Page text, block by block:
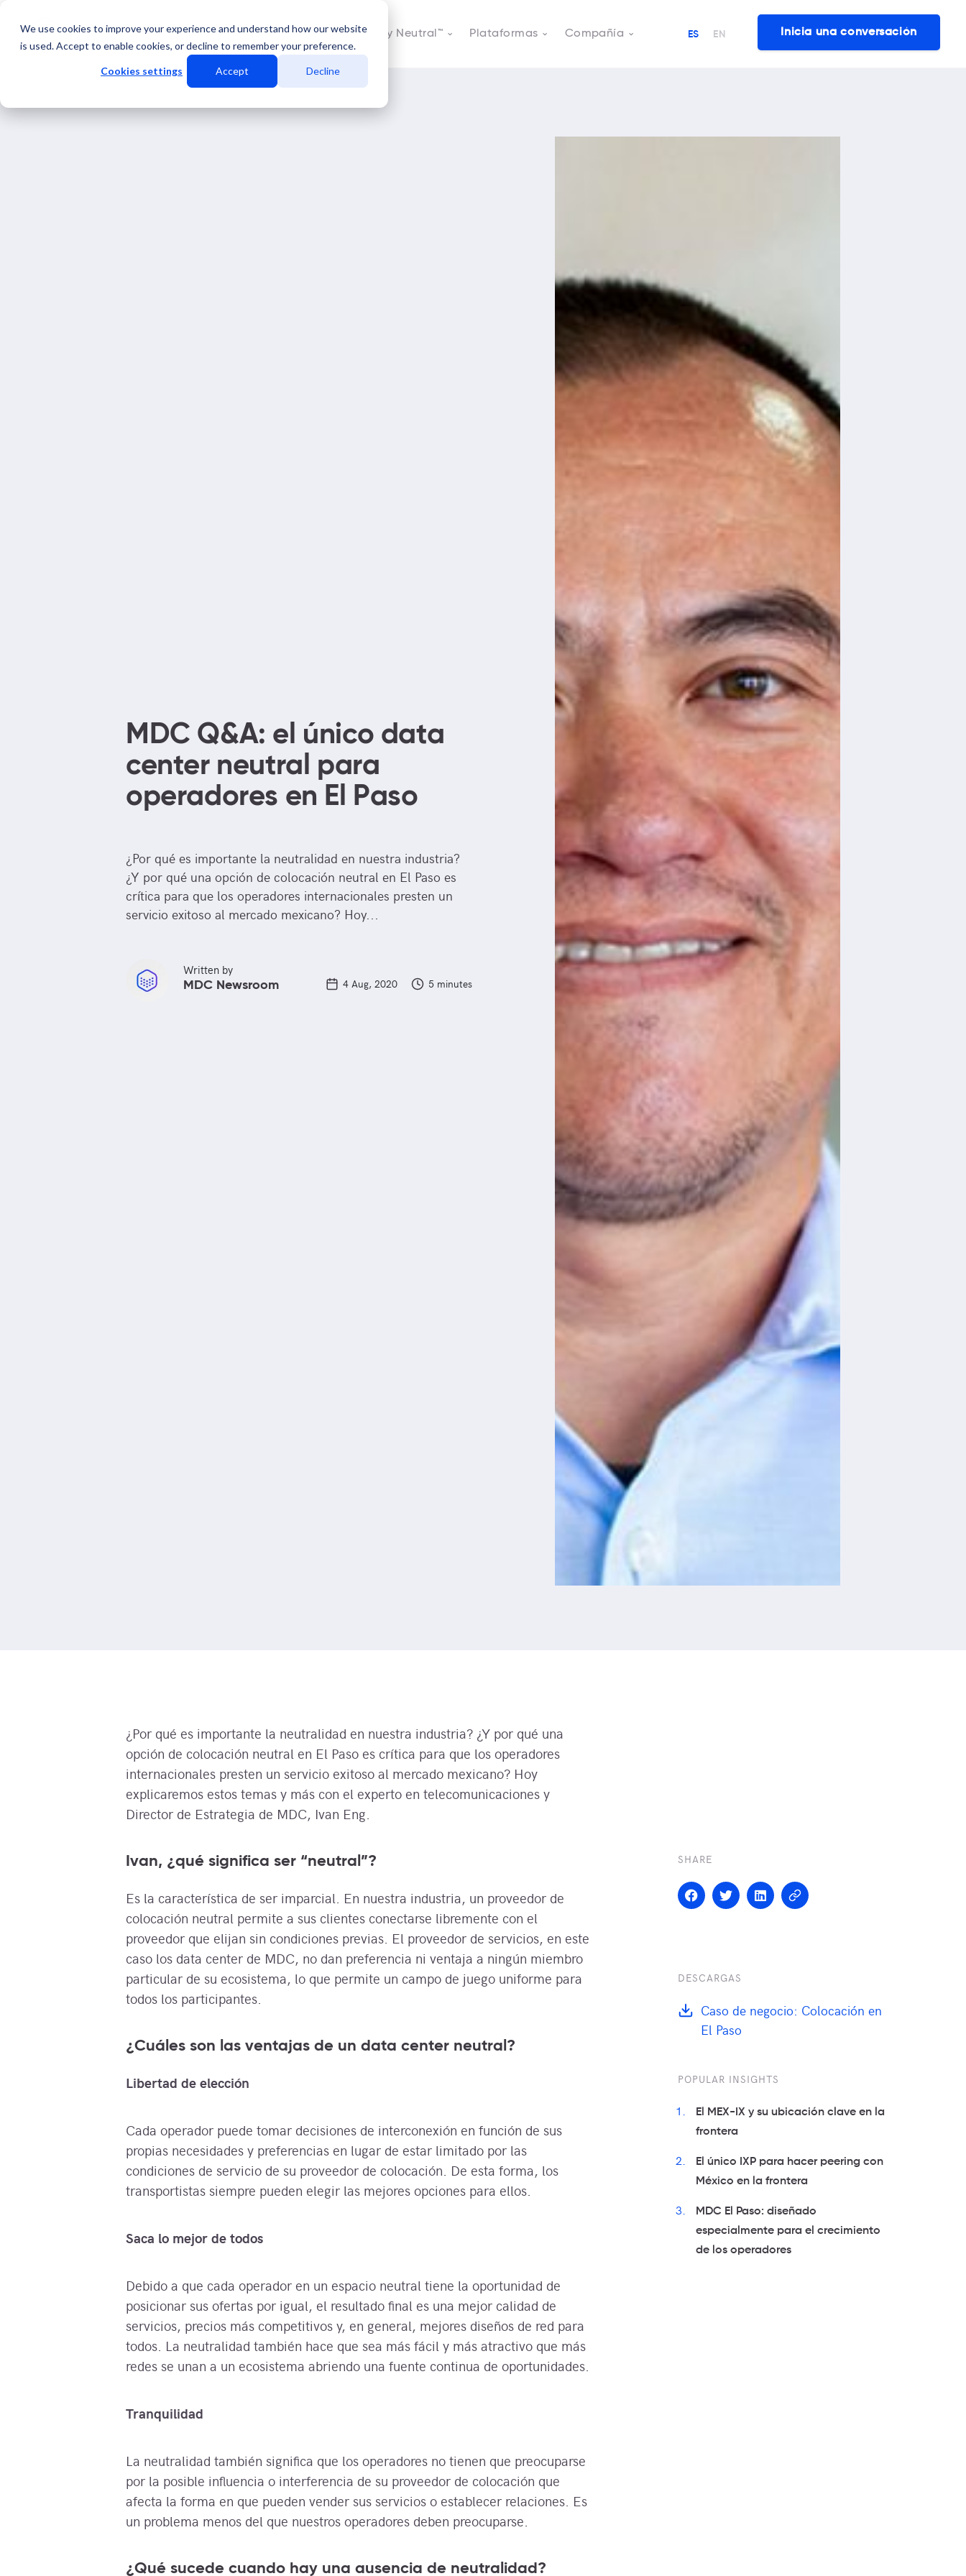
We use cookies to improve your experience and understand how our website
is used. Accept to enable cookies, or decline to remember your preference.
Cookies settings Accept Decline
Servicios Data Centers Actively Neutral™ Plataformas Compañía ES EN Inicia una conversación
MDC Q&A: el único data
center neutral para
operadores en El Paso
¿Por qué es importante la neutralidad en nuestra industria?
¿Y por qué una opción de colocación neutral en El Paso es
crítica para que los operadores internacionales presten un
servicio exitoso al mercado mexicano? Hoy...
Written by
MDC Newsroom 4 Aug, 2020 5 minutes
¿Por qué es importante la neutralidad en nuestra industria? ¿Y por qué una
opción de colocación neutral en El Paso es crítica para que los operadores
internacionales presten un servicio exitoso al mercado mexicano? Hoy
explicaremos estos temas y más con el experto en telecomunicaciones y
Director de Estrategia de MDC, Ivan Eng.
Ivan, ¿qué significa ser “neutral”?
Es la característica de ser imparcial. En nuestra industria, un proveedor de
colocación neutral permite a sus clientes conectarse libremente con el
proveedor que elijan sin condiciones previas. El proveedor de servicios, en este
caso los data center de MDC, no dan preferencia ni ventaja a ningún miembro
particular de su ecosistema, lo que permite un campo de juego uniforme para
todos los participantes.
¿Cuáles son las ventajas de un data center neutral?
Libertad de elección
Cada operador puede tomar decisiones de interconexión en función de sus
propias necesidades y preferencias en lugar de estar limitado por las
condiciones de servicio de su proveedor de colocación. De esta forma, los
transportistas siempre pueden elegir las mejores opciones para ellos.
Saca lo mejor de todos
Debido a que cada operador en un espacio neutral tiene la oportunidad de
posicionar sus ofertas por igual, el resultado final es una mejor calidad de
servicios, precios más competitivos y, en general, mejores diseños de red para
todos. La neutralidad también hace que sea más fácil y más atractivo que más
redes se unan a un ecosistema abriendo una fuente continua de oportunidades.
Tranquilidad
La neutralidad también significa que los operadores no tienen que preocuparse
por la posible influencia o interferencia de su proveedor de colocación que
afecta la forma en que pueden vender sus servicios o establecer relaciones. Es
un problema menos del que nuestros operadores deben preocuparse.
¿Qué sucede cuando hay una ausencia de neutralidad?
SHARE
DESCARGAS
Caso de negocio: Colocación en
El Paso
POPULAR INSIGHTS
El MEX-IX y su ubicación clave en la
frontera
El único IXP para hacer peering con
México en la frontera
MDC El Paso: diseñado
especialmente para el crecimiento
de los operadores